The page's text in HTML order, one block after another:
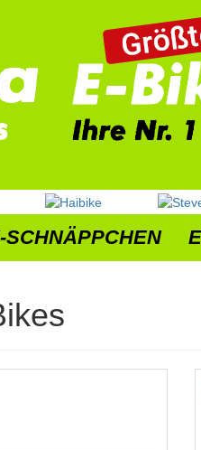
SCHNÄPPCHEN